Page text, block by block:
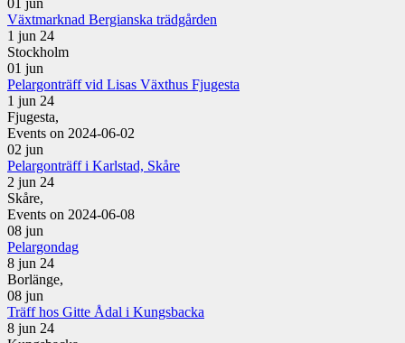
01 jun
Växtmarknad Bergianska trädgården
1 jun 24
Stockholm
01 jun
Pelargonträff vid Lisas Växthus Fjugesta
1 jun 24
Fjugesta,
Events on 2024-06-02
02 jun
Pelargonträff i Karlstad, Skåre
2 jun 24
Skåre,
Events on 2024-06-08
08 jun
Pelargondag
8 jun 24
Borlänge,
08 jun
Träff hos Gitte Ådal i Kungsbacka
8 jun 24